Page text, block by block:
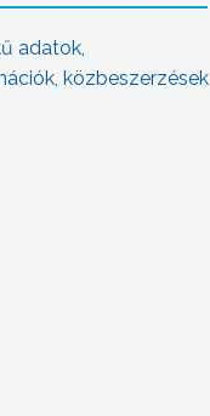
adatok,
közbeszerzések